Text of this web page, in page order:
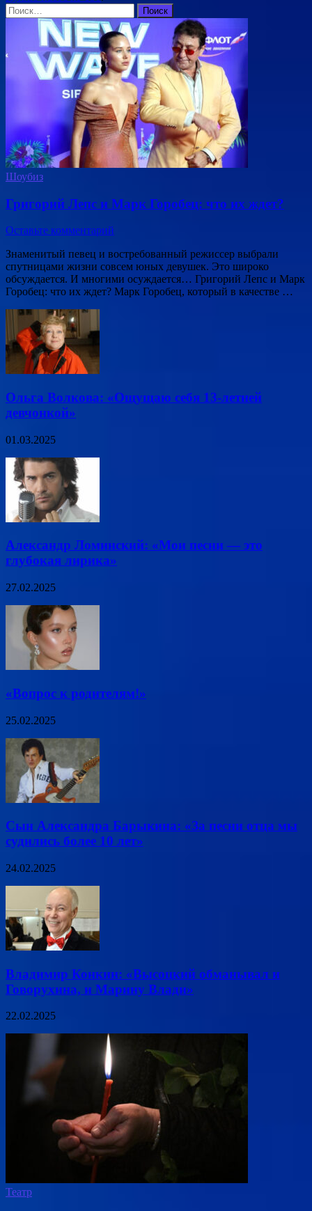
Найти:
Шоубиз
Григорий Лепс и Марк Горобец: что их ждет?
Оставьте комментарий
Знаменитый певец и востребованный режиссер выбрали
спутницами жизни совсем юных девушек. Это широко
обсуждается. И многими осуждается… Григорий Лепс и Марк
Горобец: что их ждет? Марк Горобец, который в качестве …
Ольга Волкова: «Ощущаю себя 13-летней
девчонкой»
01.03.2025
Александр Ломинский: «Мои песни — это
глубокая лирика»
27.02.2025
«Вопрос к родителям!»
25.02.2025
Сын Александра Барыкина: «За песни отца мы
судились более 10 лет»
24.02.2025
Владимир Конкин: «Высоцкий обманывал и
Говорухина, и Марину Влади»
22.02.2025
Театр